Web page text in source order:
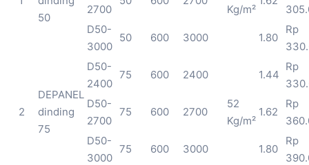
50
Kg/m²
2700
D50-
3000
50 600 3000 1.80
Rp
2
DEPANEL
dinding
75
D50-
2400
75 600 2400
52
Kg/m²
1.44
Rp
D50-
2700
75 600 2700 1.62
Rp
D50-
3000
75 600 3000 1.80
Rp